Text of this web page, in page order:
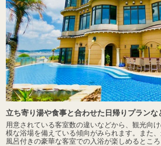
立ち寄り湯や食事と合わせた日帰りプランな
用意されている客室数の違いなどから、観光向
模な浴場を備えている傾向がみられます。また
風呂付きの豪華な客室での入浴が楽しめるところ